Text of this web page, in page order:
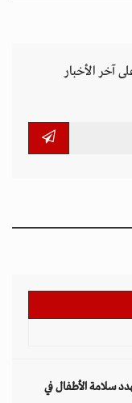
آخر الأخبار
سلامة الأطفال في